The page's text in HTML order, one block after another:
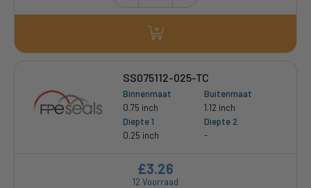
SS075112-025-TC
Binnenmaat
0.75 inch
Buitenmaat
1.12 inch
Diepte 1
0.25 inch
Diepte 2
-
12 Voorraad
£3.26